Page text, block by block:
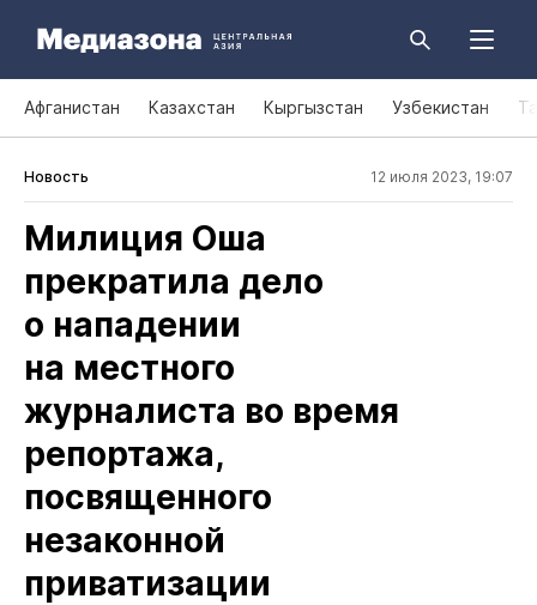
Афганистан Казахстан Кыргызстан Узбекистан
Новость 12 июля 2023, 19:07
Милиция Оша
прекратила дело
о нападении
на местного
журналиста во время
репортажа,
посвященного
незаконной
приватизации